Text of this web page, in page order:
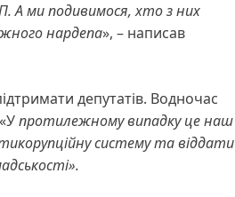
А ми подивимося, хто з них
нардепа», – написав
депутатів. Водночас
протилежному випадку це наш
систему та віддати